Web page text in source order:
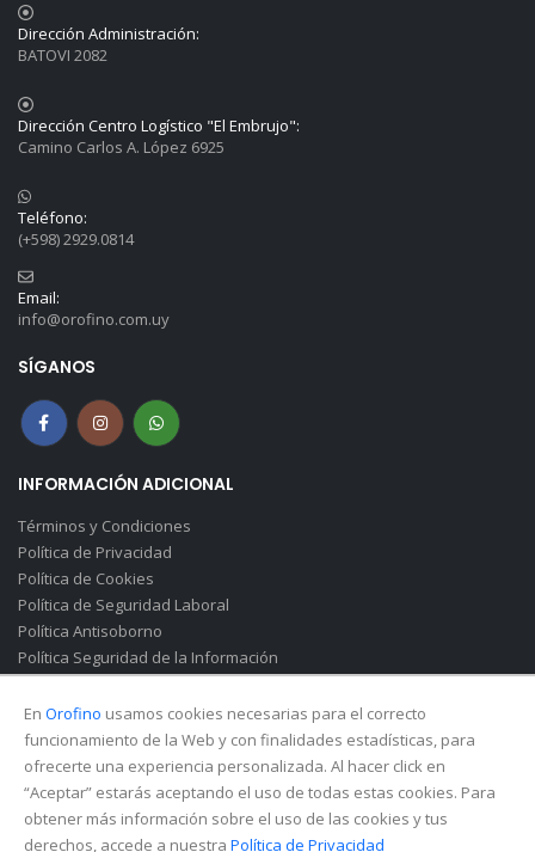
Dirección Administración:
BATOVI 2082
Dirección Centro Logístico "El Embrujo":
Camino Carlos A. López 6925
Teléfono:
(+598) 2929.0814
Email:
info@orofino.com.uy
SÍGANOS
INFORMACIÓN ADICIONAL
Términos y Condiciones
Política de Privacidad
Política de Cookies
Política de Seguridad Laboral
Política Antisoborno
Política Seguridad de la Información
En Orofino usamos cookies necesarias para el correcto
funcionamiento de la Web y con finalidades estadísticas, para
ofrecerte una experiencia personalizada. Al hacer click en
“Aceptar” estarás aceptando el uso de todas estas cookies. Para
obtener más información sobre el uso de las cookies y tus
derechos, accede a nuestra Política de Privacidad